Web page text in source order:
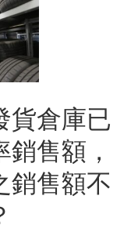
貨倉庫已
售額，
銷售額不